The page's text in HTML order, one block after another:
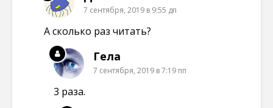
7 сентября, 2019 в 9:55 дп
А сколько раз читать?
Гела
7 сентября, 2019 в 7:19 пп
3 раза.